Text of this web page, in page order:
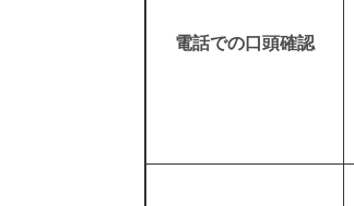
電話での口頭確認